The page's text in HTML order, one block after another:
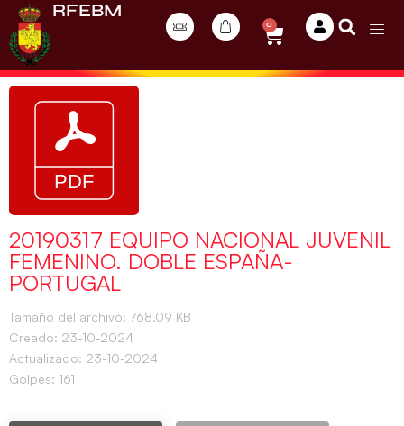
RFEBM
0
20190317 EQUIPO NACIONAL JUVENIL
FEMENINO. DOBLE ESPAÑA-
PORTUGAL
Tamaño del archivo: 768.09 KB
Creado: 23-10-2024
Actualizado: 23-10-2024
Golpes: 161